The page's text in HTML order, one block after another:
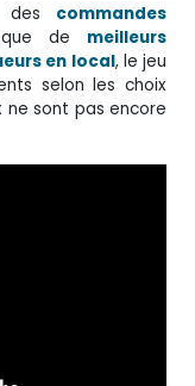
des commandes
de meilleurs
en local, le jeu
selon les choix
ne sont pas encore